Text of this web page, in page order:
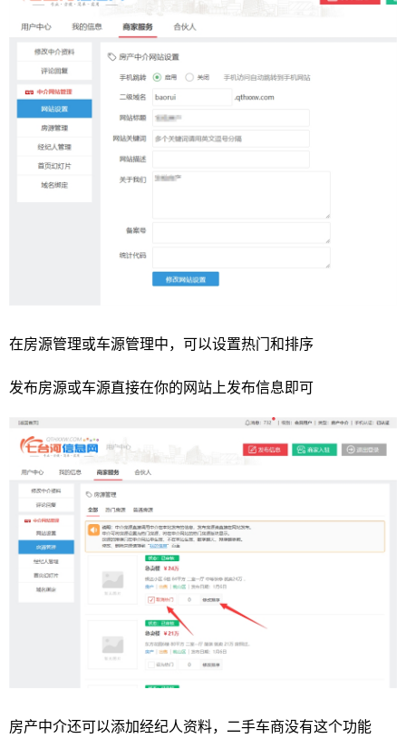
在房源管理或车源管理中，可以设置热门和排序
发布房源或车源直接在你的网站上发布信息即可
房产中介还可以添加经纪人资料，二手车商没有这个功能